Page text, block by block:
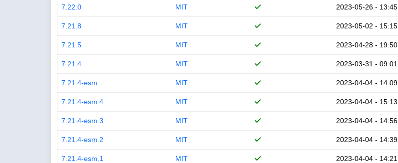
7.22.0 MIT 2023-05-26 - 13:45
7.21.8 MIT 2023-05-02 - 15:15
7.21.5 MIT 2023-04-28 - 19:50
7.21.4 MIT 2023-03-31 - 09:01
7.21.4-esm MIT 2023-04-04 - 14:09
7.21.4-esm.4 MIT 2023-04-04 - 15:13
7.21.4-esm.3 MIT 2023-04-04 - 14:56
7.21.4-esm.2 MIT 2023-04-04 - 14:39
7.21.4-esm.1 MIT 2023-04-04 - 14:21